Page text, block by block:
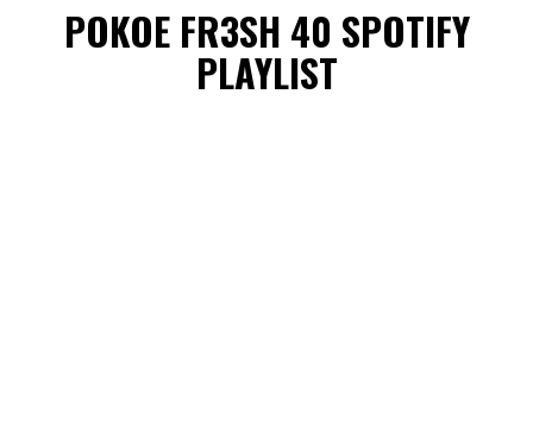
POKOE FR3SH 40 SPOTIFY
PLAYLIST